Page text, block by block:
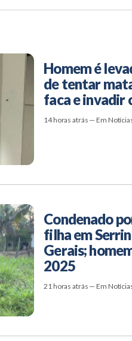
Homem é
de tentar
faca e invadir
14 horas atrás — Em
Condenado
filha em
Gerais;
2025
21 horas atrás — Em